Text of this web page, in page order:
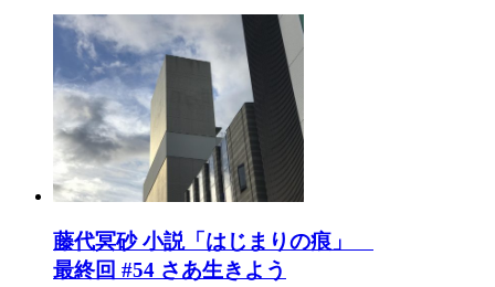
藤代冥砂 小説「はじまりの痕」
最終回 #54 さあ生きよう